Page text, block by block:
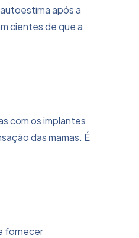
após a
cientes de que a
com os implantes
das mamas. É
fornecer